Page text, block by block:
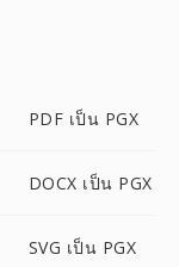
PDF เป็น PGX
DOCX เป็น PGX
SVG เป็น PGX